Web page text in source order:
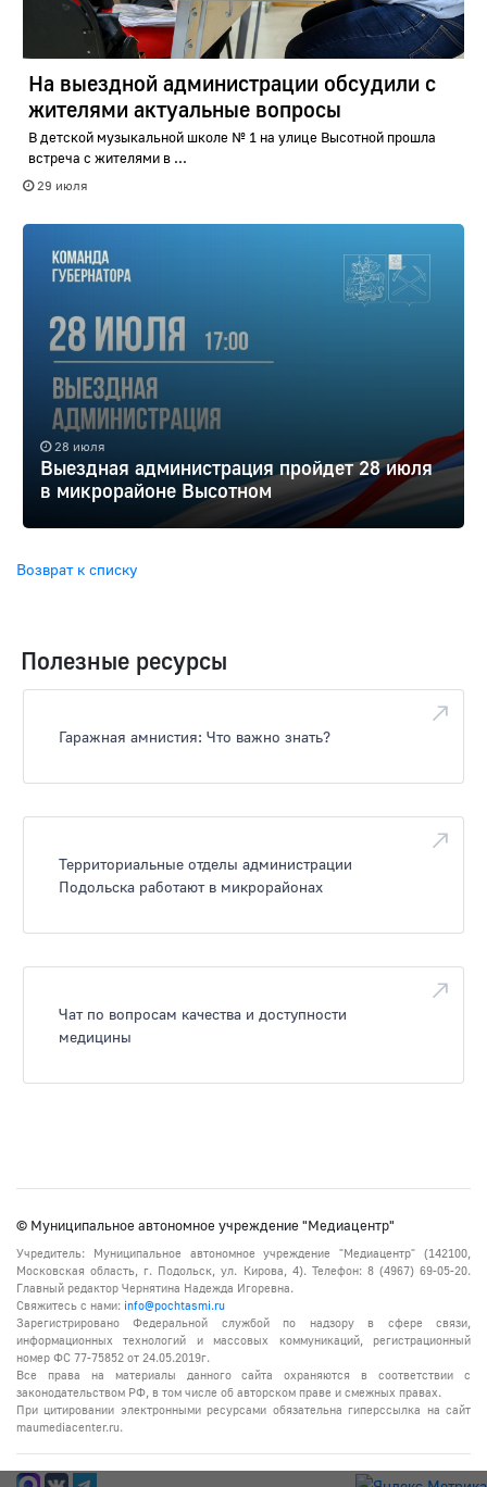
На выездной администрации обсудили с
жителями актуальные вопросы
В детской музыкальной школе № 1 на улице Высотной прошла
встреча с жителями в ...
29 июля
28 июля
Выездная администрация пройдет 28 июля
в микрорайоне Высотном
Возврат к списку
Полезные ресурсы
Гаражная амнистия: Что важно знать?
Территориальные отделы администрации
Подольска работают в микрорайонах
Чат по вопросам качества и доступности
медицины
© Муниципальное автономное учреждение "Медиацентр"
Учредитель: Муниципальное автономное учреждение "Медиацентр" (142100,
Московская область, г. Подольск, ул. Кирова, 4). Телефон: 8 (4967) 69-05-20.
Главный редактор Чернятина Надежда Игоревна.
Свяжитесь с нами: info@pochtasmi.ru
Зарегистрировано Федеральной службой по надзору в сфере связи,
информационных технологий и массовых коммуникаций, регистрационный
номер ФС 77-75852 от 24.05.2019г.
Все права на материалы данного сайта охраняются в соответствии с
законодательством РФ, в том числе об авторском праве и смежных правах.
При цитировании электронными ресурсами обязательна гиперссылка на сайт
maumediacenter.ru.